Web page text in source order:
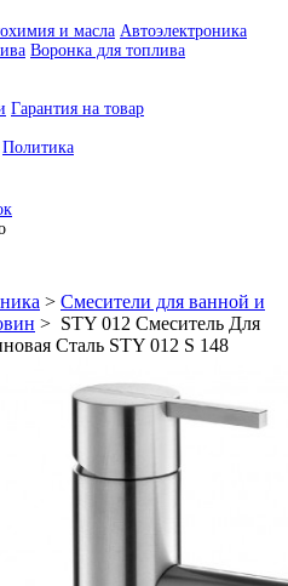
и масла Автоэлектроника
Воронка для топлива
Гарантия на товар
Политика
> Смесители для ванной и
> STY 012 Смеситель Для
Сталь STY 012 S 148